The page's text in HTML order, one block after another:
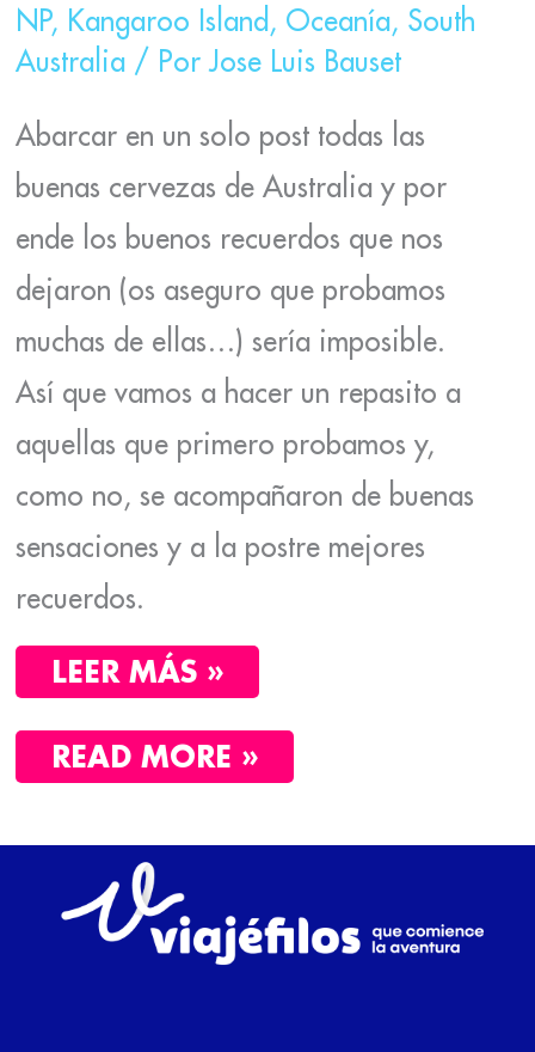
NP, Kangaroo Island , Oceanía, South
Australia/ Por Jose Luis Bauset
Abarcar en un solo post todas las
buenas cervezas de Australia y por
ende los buenos recuerdos que nos
dejaron (os aseguro que probamos
muchas de ellas…) sería imposible.
Así que vamos a hacer un repasito a
aquellas que primero probamos y,
como no, se acompañaron de buenas
sensaciones y a la postre mejores
recuerdos.
LEER MÁS »
READ MORE »